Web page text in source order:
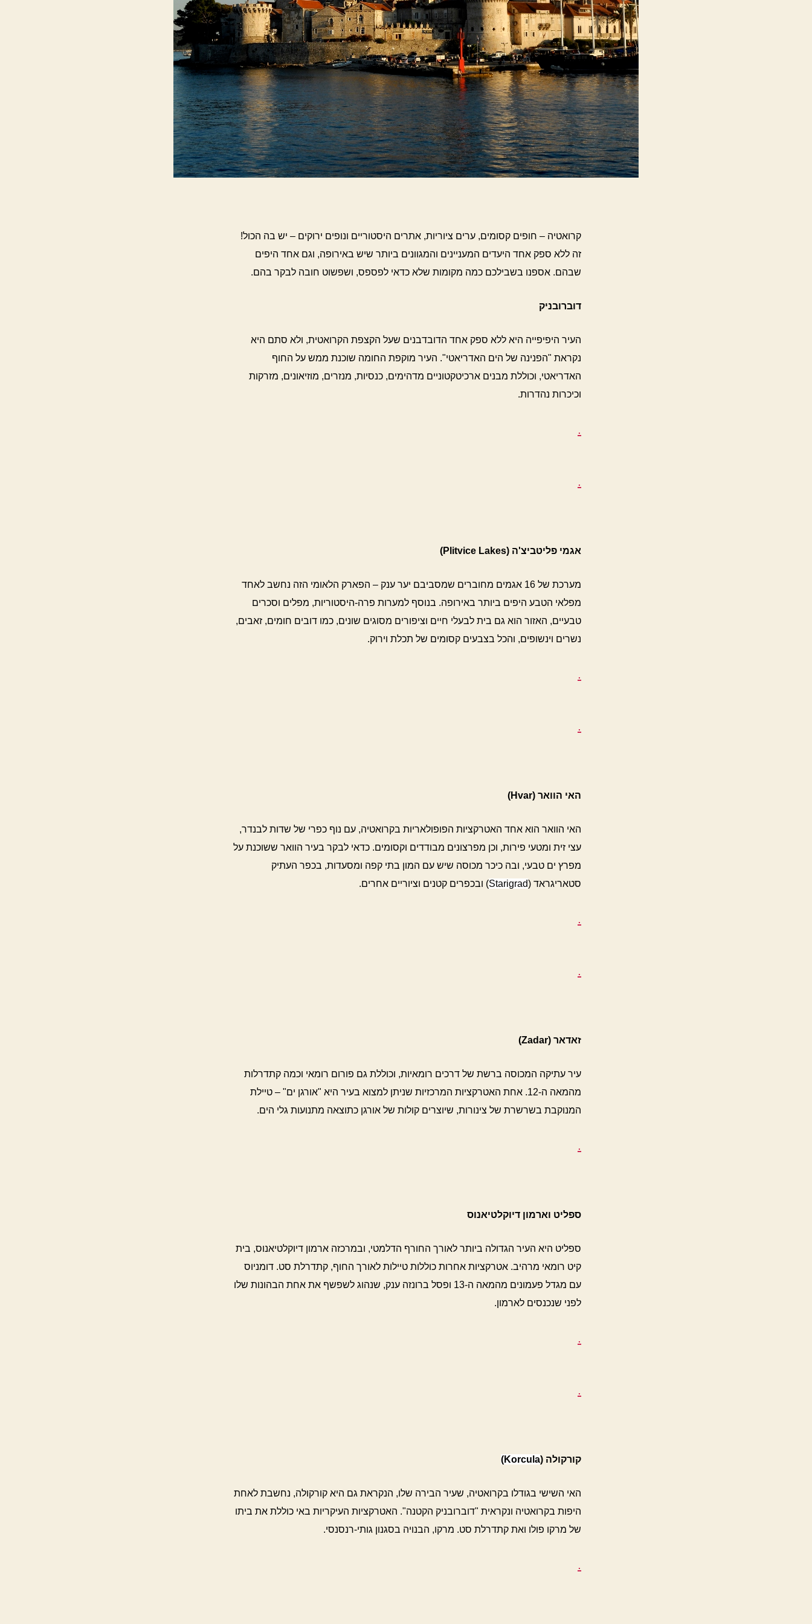
קרואטיה – חופים קסומים, ערים ציוריות, אתרים היסטוריים ונופים ירוקים – יש בה הכול!
זה ללא ספק אחד היעדים המעניינים והמגוונים ביותר שיש באירופה, וגם אחד היפים
שבהם. אספנו בשבילכם כמה מקומות שלא כדאי לפספס, ושפשוט חובה לבקר בהם.
דוברובניק
העיר היפיפייה היא ללא ספק אחד הדובדבנים שעל הקצפת הקרואטית, ולא סתם היא
נקראת "הפנינה של הים האדריאטי". העיר מוקפת החומה שוכנת ממש על החוף
האדריאטי, וכוללת מבנים ארכיטקטוניים מדהימים, כנסיות, מנזרים, מוזיאונים, מזרקות
וכיכרות נהדרות.
.
.
אגמי פליטביצ'ה (Plitvice Lakes)
מערכת של 16 אגמים מחוברים שמסביבם יער ענק – הפארק הלאומי הזה נחשב לאחד
מפלאי הטבע היפים ביותר באירופה. בנוסף למערות פרה-היסטוריות, מפלים וסכרים
טבעיים, האזור הוא גם בית לבעלי חיים וציפורים מסוגים שונים, כמו דובים חומים, זאבים,
נשרים וינשופים, והכל בצבעים קסומים של תכלת וירוק.
.
.
האי הוואר (Hvar)
האי הוואר הוא אחד האטרקציות הפופולאריות בקרואטיה, עם נוף כפרי של שדות לבנדר,
עצי זית ומטעי פירות, וכן מפרצונים מבודדים וקסומים. כדאי לבקר בעיר הוואר ששוכנת על
מפרץ ים טבעי, ובה כיכר מכוסה שיש עם המון בתי קפה ומסעדות, בכפר העתיק
סטאריגראד (Starigrad) ובכפרים קטנים וציוריים אחרים.
.
.
זאדאר (Zadar)
עיר עתיקה המכוסה ברשת של דרכים רומאיות, וכוללת גם פורום רומאי וכמה קתדרלות
מהמאה ה-12. אחת האטרקציות המרכזיות שניתן למצוא בעיר היא "אורגן ים" – טיילת
המנוקבת בשרשרת של צינורות, שיוצרים קולות של אורגן כתוצאה מתנועות גלי הים.
.
ספליט וארמון דיוקלטיאנוס
ספליט היא העיר הגדולה ביותר לאורך החורף הדלמטי, ובמרכזה ארמון דיוקלטיאנוס, בית
קיט רומאי מרהיב. אטרקציות אחרות כוללות טיילות לאורך החוף, קתדרלת סט. דומניוס
עם מגדל פעמונים מהמאה ה-13 ופסל ברונזה ענק, שנהוג לשפשף את אחת הבהונות שלו
לפני שנכנסים לארמון.
.
.
קורקולה (Korcula)
האי השישי בגודלו בקרואטיה, שעיר הבירה שלו, הנקראת גם היא קורקולה, נחשבת לאחת
היפות בקרואטיה ונקראית "דוברובניק הקטנה". האטרקציות העיקריות באי כוללת את ביתו
של מרקו פולו ואת קתדרלת סט. מרקו, הבנויה בסגנון גותי-רנסנסי.
.